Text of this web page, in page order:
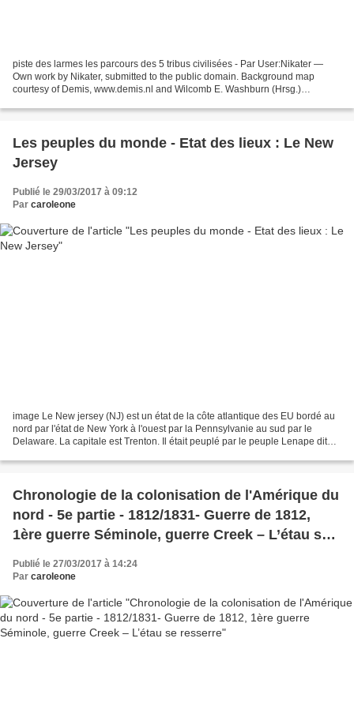
piste des larmes les parcours des 5 tribus civilisées - Par User:Nikater —
Own work by Nikater, submitted to the public domain. Background map
courtesy of Demis, www.demis.nl and Wilcomb E. Washburn (Hrsg.)
Les peuples du monde - Etat des lieux : Le New
Jersey
Publié le 29/03/2017 à 09:12
Par caroleone
image Le New jersey (NJ) est un état de la côte atlantique des EU bordé au
nord par l'état de New York à l'ouest par la Pennsylvanie au sud par le
Delaware. La capitale est Trenton. Il était peuplé par le peuple Lenape dit
Chronologie de la colonisation de l'Amérique du
nord - 5e partie - 1812/1831- Guerre de 1812,
1ère guerre Séminole, guerre Creek – L’étau se
Publié le 27/03/2017 à 14:24
Par caroleone